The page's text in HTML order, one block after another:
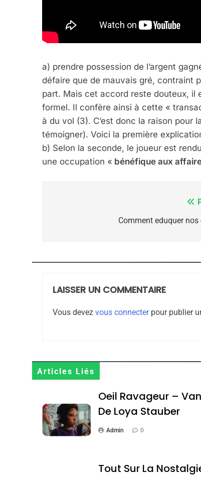
a) prendre possession de l’argent
défaire que de mauvais gré, contraint
part. Mais cet accord reste douteux, il
formel. Il confère ainsi à cette «
à du vol (3). C’est donc la raison pour
témoigner). Voici la première
b) Selon la seconde, le joueur est
une occupation « bénéfique aux
Comment eduquer nos
LAISSER UN COMMENTAIRE
Vous devez vous connecterpour publier
Articles Liés
Oeil Ravageur –
De Loya Stauber
Admin 0
Tout Sur La
FIÈRE, DIGNE ET
Dvir
ISRAÉL JUDAISME
CE QUI NOUS
Terroir